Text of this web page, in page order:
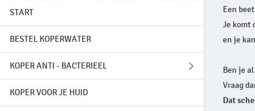
START
BESTEL KOPERWATER
KOPER ANTI - BACTERIEEL
GENEZING LEPRA
KOPER VOOR JE HUID
Een
Je komt
en je
Ben je
Vraag
Dat